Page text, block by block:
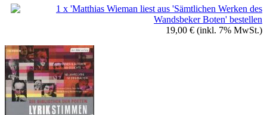
19,00 € (inkl. 7% MwSt.)